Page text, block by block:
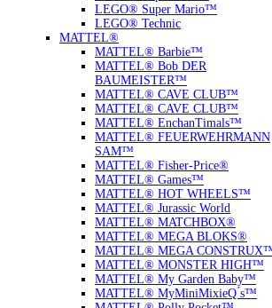
LEGO® Super Mario™
LEGO® Technic
MATTEL®
MATTEL® Barbie™
MATTEL® Bob DER
BAUMEISTER™
MATTEL® CAVE CLUB™
MATTEL® CAVE CLUB™
MATTEL® EnchanTimals™
MATTEL® FEUERWEHRMANN
SAM™
MATTEL® Fisher-Price®
MATTEL® Games™
MATTEL® HOT WHEELS™
MATTEL® Jurassic World
MATTEL® MATCHBOX®
MATTEL® MEGA BLOKS®
MATTEL® MEGA
MATTEL® MONSTER HIGH™
MATTEL® My Garden Baby™
MATTEL® MyMiniMixieQ ́s™